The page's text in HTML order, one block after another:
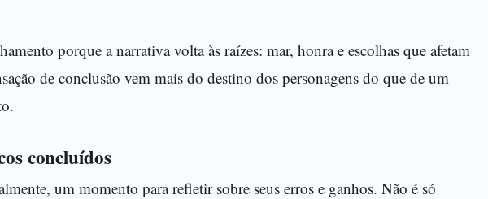
porque a narrativa volta às raízes: mar, honra e escolhas que afetam
de conclusão vem mais do destino dos personagens do que de um
concluídos
um momento para refletir sobre seus erros e ganhos. Não é só